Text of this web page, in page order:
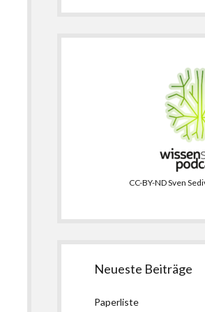
CC-BY-ND Sven
Neueste Beiträge
Paperliste